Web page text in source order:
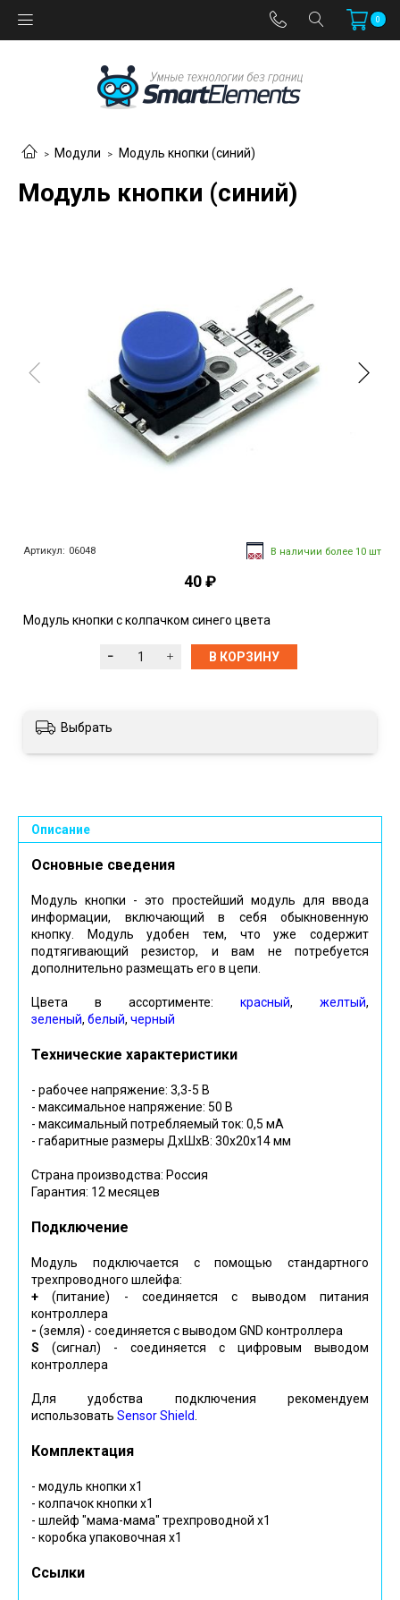
0
Модули Модуль кнопки (синий)
Модуль кнопки (синий)
Артикул: 06048 В наличии более 10 шт
40 ₽
Модуль кнопки с колпачком синего цвета
В КОРЗИНУ
Выбрать
Описание
Основные сведения
Модуль кнопки - это простейший модуль для ввода
информации, включающий в себя обыкновенную
кнопку. Модуль удобен тем, что уже содержит
подтягивающий резистор, и вам не потребуется
дополнительно размещать его в цепи.
Цвета в ассортименте: красный, желтый,
зеленый, белый, черный
Технические характеристики
- рабочее напряжение: 3,3-5 В
- максимальное напряжение: 50 В
- максимальный потребляемый ток: 0,5 мА
- габаритные размеры ДхШхВ: 30х20х14 мм
Страна производства: Россия
Гарантия: 12 месяцев
Подключение
Модуль подключается с помощью стандартного
трехпроводного шлейфа:
+ (питание) - соединяется с выводом питания
контроллера
- (земля) - соединяется с выводом GND контроллера
S (сигнал) - соединяется с цифровым выводом
контроллера
Для удобства подключения рекомендуем
использовать Sensor Shield.
Комплектация
- модуль кнопки х1
- колпачок кнопки х1
- шлейф "мама-мама" трехпроводной х1
- коробка упаковочная х1
Ссылки